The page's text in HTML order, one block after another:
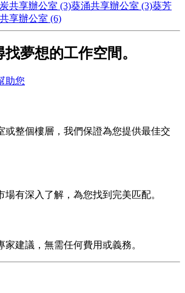
共享辦公室 (3)葵涌共享辦公室 (3)葵芳
享辦公室 (6)
夢想的工作空間。
助您
或整個樓層，我們保證為您提供最佳交
場有深入了解，為您找到完美匹配。
建議，無需任何費用或義務。